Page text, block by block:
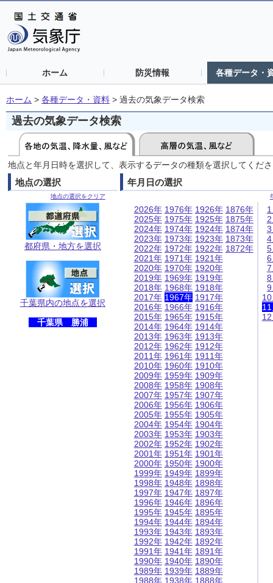
ホーム 防災情報 各種データ・
ホーム > 各種データ・資料 > 過去の気象データ検索
過去の気象データ検索
地点と年月日時を選択して、表示するデータの種類を選択してくだ
地点の選択
地点の選択をクリア
都府県・地方を選択
千葉県内の地点を選択
千葉県 勝浦
年月日の選択
2026年
2025年
2024年
2023年
2022年
2021年
2020年
2019年
2018年
2017年
2016年
2015年
2014年
2013年
2012年
2011年
2010年
2009年
2008年
2007年
2006年
2005年
2004年
2003年
2002年
2001年
2000年
1999年
1998年
1997年
1996年
1995年
1994年
1993年
1992年
1991年
1990年
1989年
1988年
1976年
1975年
1974年
1973年
1972年
1971年
1970年
1969年
1968年
1967年
1966年
1965年
1964年
1963年
1962年
1961年
1960年
1959年
1958年
1957年
1956年
1955年
1954年
1953年
1952年
1951年
1950年
1949年
1948年
1947年
1946年
1945年
1944年
1943年
1942年
1941年
1940年
1939年
1938年
1926年
1925年
1924年
1923年
1922年
1921年
1920年
1919年
1918年
1917年
1916年
1915年
1914年
1913年
1912年
1911年
1910年
1909年
1908年
1907年
1906年
1905年
1904年
1903年
1902年
1901年
1900年
1899年
1898年
1897年
1896年
1895年
1894年
1893年
1892年
1891年
1890年
1889年
1888年
1876年
1875年
1874年
1873年
1872年